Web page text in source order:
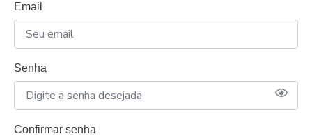
Email
Senha
Confirmar senha